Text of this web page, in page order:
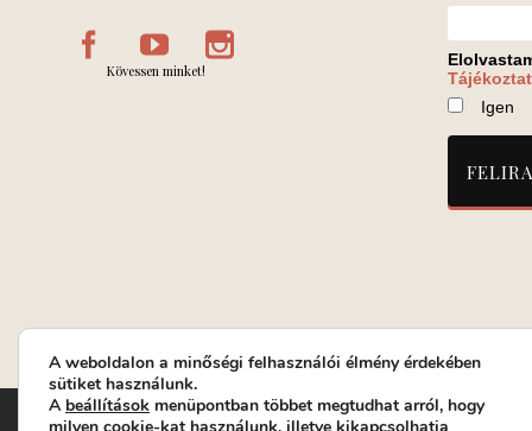
Kövessen minket!
Igen
Turay Ida Színház Közhasznú Nonprofit Kft. | Működési
A weboldalon a minőségi felhasználói élmény érdekében
sütiket használunk.
A beállítások menüpontban többet megtudhat arról, hogy